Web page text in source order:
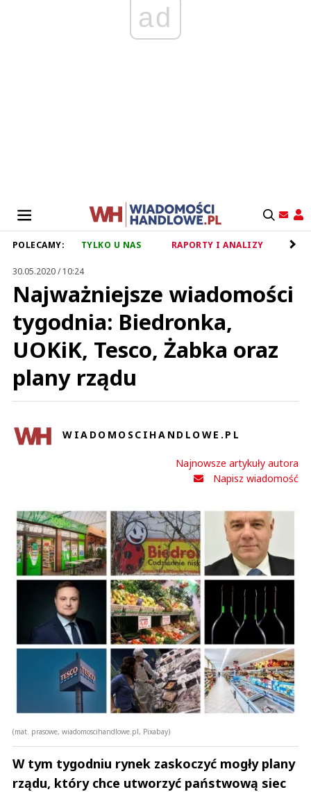
ad
POLECAMY: TYLKO U NAS RAPORTY I ANALIZY
30.05.2020 / 10:24
Najważniejsze wiadomości
tygodnia: Biedronka,
UOKiK, Tesco, Żabka oraz
plany rządu
WIADOMOSCIHANDLOWE.PL
Najnowsze artykuły autora
Napisz wiadomość
(mat. prasowe, wiadomoscihandlowe.pl, Pixabay)
W tym tygodniu rynek zaskoczyć mogły plany
rządu, który chce utworzyć państwową siec